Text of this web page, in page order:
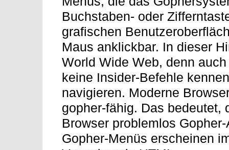
Buchstaben- oder
grafischen
Maus anklickbar. In dieser
World Wide Web, denn
keine Insider-Befehle
navigieren. Moderne
gopher-fähig. Das bedeutet,
Browser problemlos
Gopher-Menüs erscheinen